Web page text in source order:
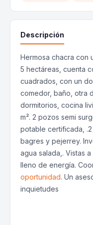
Descripción
Hermosa chacra con
5 hectáreas, cuenta
cuadrados, con un
comedor, baño, otra
dormitorios, cocina
m². 2 pozos semi
potable certificada,
bagres y pejerrey.
agua salada,. Vistas
lleno de energía.
oportunidad. Un
inquietudes